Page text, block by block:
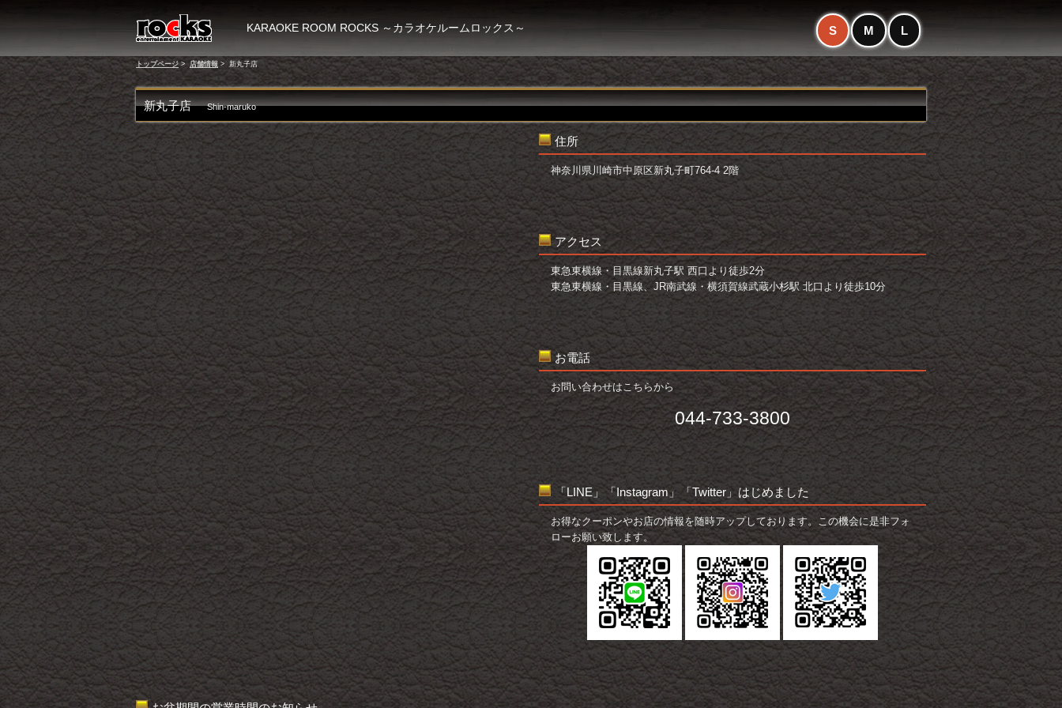
KARAOKE ROOM ROCKS ～カラオケルームロックス～ S M L
トップページ> 店舗情報 > 新丸子店
新丸子店 Shin-maruko
住所
神奈川県川崎市中原区新丸子町764-4 2階
アクセス
東急東横線・目黒線新丸子駅 西口より徒歩2分
東急東横線・目黒線、JR南武線・横須賀線武蔵小杉駅 北口より徒歩10分
お電話
お問い合わせはこちらから
044-733-3800
「LINE」「Instagram」「Twitter」はじめました
お得なクーポンやお店の情報を随時アップしております。この機会に是非フォ
ローお願い致します。